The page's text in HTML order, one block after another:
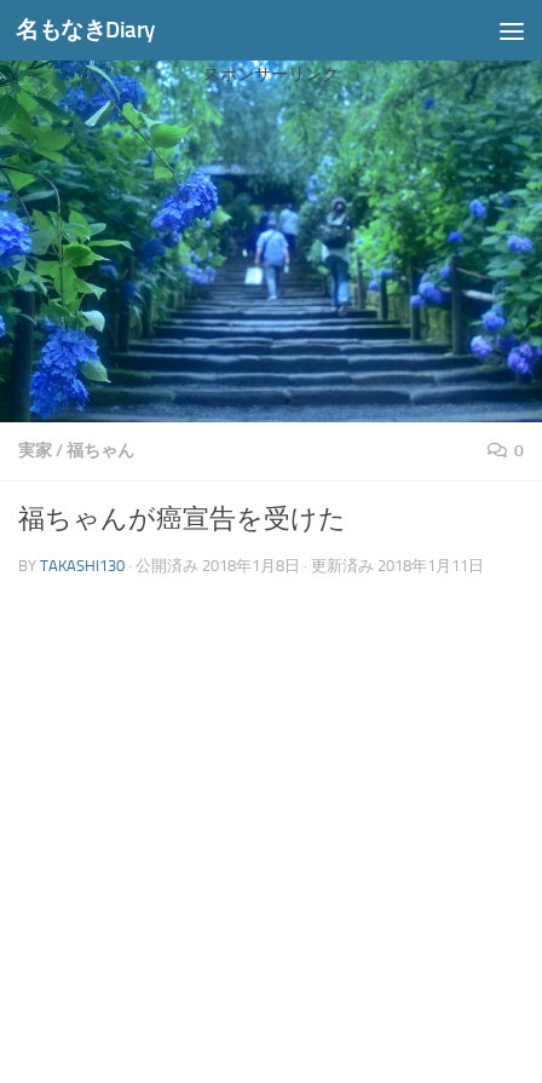
コンテンツへスキップ
名もなきDiary
スポンサーリンク
実家/福ちゃん 0
福ちゃんが癌宣告を受けた
BY TAKASHI130 · 公開済み 2018年1月8日 · 更新済み 2018年1月11日